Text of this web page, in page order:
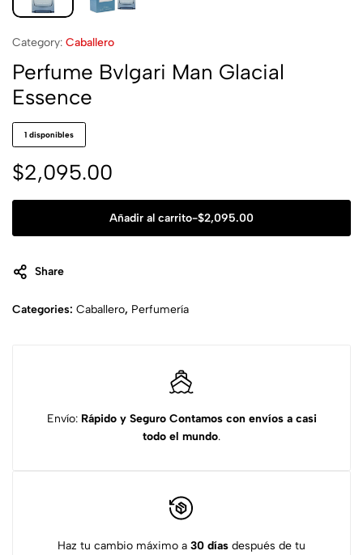
Category: Caballero
Perfume Bvlgari Man Glacial
Essence
1 disponibles
$2,095.00
Añadir al carrito-$2,095.00
Share
Categories: Caballero, Perfumería
Envío: Rápido y Seguro Contamos con envíos a casi
todo el mundo.
Haz tu cambio máximo a 30 días después de tu